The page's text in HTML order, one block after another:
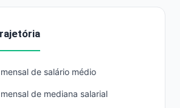
de salário médio
de mediana salarial